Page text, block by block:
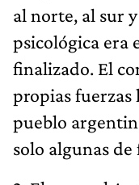
al norte, al sur
psicológica era
finalizado. El
propias fuerzas
pueblo
solo algunas